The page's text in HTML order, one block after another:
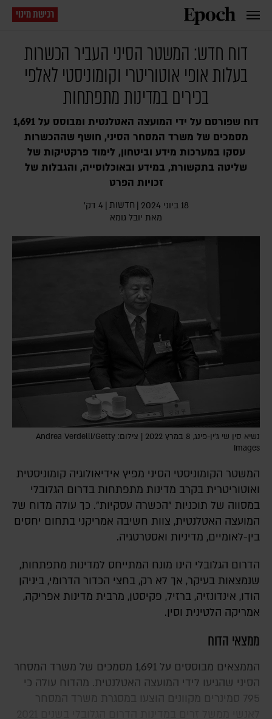
רכישת מינוי
דוח חדש: המשטר הסיני העביר הכשרות
בעלות אופי אוטוריטרי וקומוניסטי לאלפי
בכירים במדינות מתפתחות
דוח שפורסם על ידי המועצה האטלנטית ומבוסס על 1,691
מסמכים של משרד המסחר הסיני, חושף שההכשרות
עסקו במערכות מידע וביטחון, לימוד פרקטיקות של
שליטה בתקשורת, במידע ובאוכלוסייה, והגבלות של
זכויות הפרט
18 ביוני 2024 | חדשות | 4 דק׳
מאת יובל גומא
נשיא סין שי ג'ין-פינג, 8 במרץ 2022 | צילום: Andrea Verdelli/Getty
Images
המשטר הקומוניסטי הסיני מפיץ אידיאולוגיה קומוניסטית
ואוטוריטרית בקרב מדינות מתפתחות בדרום הגלובלי
במסווה של תוכניות "הכשרה עסקיות". כך עולה מדוח של
המועצה האטלנטית, צוות חשיבה אמריקני בתחום יחסים
בין-לאומיים, מדיניות ואסטרטגיה.
הדרום הגלובלי הינו מונח המתייחס למדינות מתפתחות,
שנמצאות בעיקר, אך לא רק, בחצי הכדור הדרומי, ביניהן
הודו, אינדונזיה, ברזיל, פקיסטן, מרבית מדינות אפריקה,
אמריקה הלטינית וסין.
ממצאי הדוח
הממצאים מבוססים על 1,691 מסמכים של משרד המסחר
הסיני שהגיעו לידי המועצה האטלנטית. מהדוח עולה כי
795 סמינרים מקוונים הוצעו במסגרת משרד המסחר